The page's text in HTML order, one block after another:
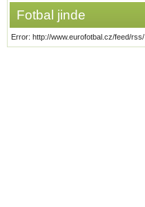
Fotbal jinde
Error: http://www.eurofotbal.cz/feed/rss/